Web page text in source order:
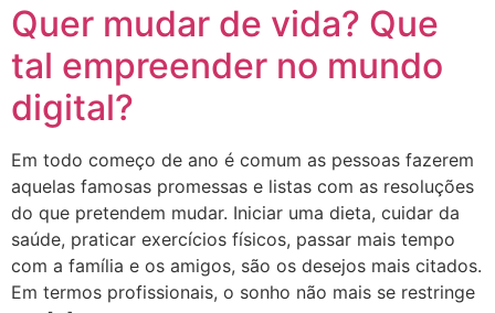
Quer mudar de vida? Que
tal empreender no mundo
digital?
Em todo começo de ano é comum as pessoas fazerem
aquelas famosas promessas e listas com as resoluções
do que pretendem mudar. Iniciar uma dieta, cuidar da
saúde, praticar exercícios físicos, passar mais tempo
com a família e os amigos, são os desejos mais citados.
Em termos profissionais, o sonho não mais se restringe